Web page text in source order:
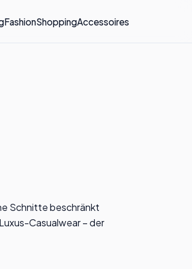
FashionShoppingAccessoires
Schnitte beschränkt
Casualwear – der